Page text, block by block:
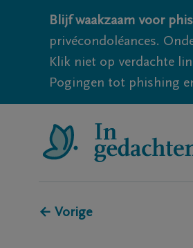
Blijf waakzaam voor
privécondoléances.
Klik niet op verdachte
Pogingen tot phishing
← Vorige